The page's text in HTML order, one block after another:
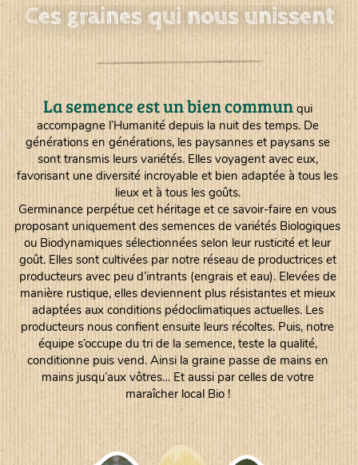
Ces graines qui nous unissent
La semence est un bien commun qui
accompagne l’Humanité depuis la nuit des temps. De
générations en générations, les paysannes et paysans se
sont transmis leurs variétés. Elles voyagent avec eux,
favorisant une diversité incroyable et bien adaptée à tous les
lieux et à tous les goûts.
Germinance perpétue cet héritage et ce savoir-faire en vous
proposant uniquement des semences de variétés Biologiques
ou Biodynamiques sélectionnées selon leur rusticité et leur
goût. Elles sont cultivées par notre réseau de productrices et
producteurs avec peu d’intrants (engrais et eau). Elevées de
manière rustique, elles deviennent plus résistantes et mieux
adaptées aux conditions pédoclimatiques actuelles. Les
producteurs nous confient ensuite leurs récoltes. Puis, notre
équipe s’occupe du tri de la semence, teste la qualité,
conditionne puis vend. Ainsi la graine passe de mains en
mains jusqu’aux vôtres… Et aussi par celles de votre
maraîcher local Bio !